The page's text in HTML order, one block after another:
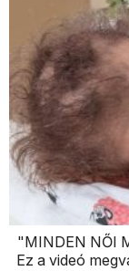
"MINDEN NŐI
Ez a videó